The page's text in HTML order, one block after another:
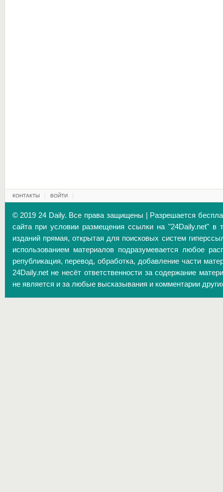
КОНТАКТЫ ВОЙТИ
© 2019 24 Daily. Все права защищены | Разрешается
сайта при условии размещения ссылки на "24Daily.net" в
изданий прямая, открытая для поисковых систем
использованием материалов подразумевается любое
републикация, перевод, обработка, добавление части
24Daily.net не несёт ответственности за содержание
не является и за любые высказывания и комментарии